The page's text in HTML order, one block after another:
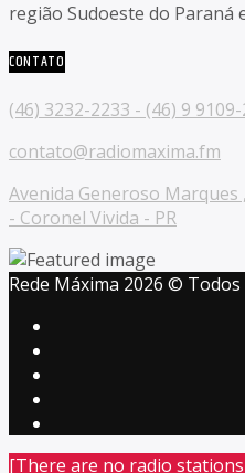
região Sudoeste do Paraná
CONTATO
(46) 3232-2233 - (46) 9
contato@radiomaxima.fm
Avenida Generoso Marques
- Coronel Vivida - PR
Rede Máxima 2026 ©
[There are no radio